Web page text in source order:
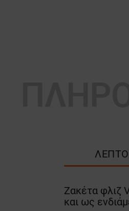
Ζακέτα φλιζ
και ως